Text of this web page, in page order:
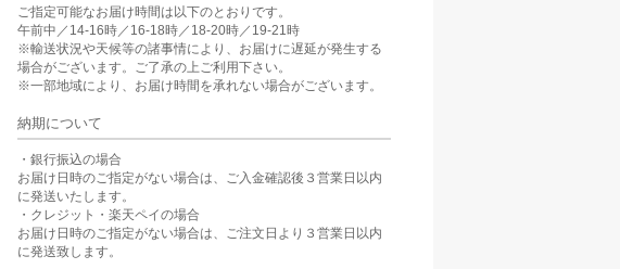
ご指定可能なお届け時間は以下のとおりです。
午前中／14-16時／16-18時／18-20時／19-21時
※輸送状況や天候等の諸事情により、お届けに遅延が発生する
場合がございます。ご了承の上ご利用下さい。
※一部地域により、お届け時間を承れない場合がございます。
納期について
・銀行振込の場合
お届け日時のご指定がない場合は、ご入金確認後３営業日以内
に発送いたします。
・クレジット・楽天ペイの場合
お届け日時のご指定がない場合は、ご注文日より３営業日以内
に発送致します。